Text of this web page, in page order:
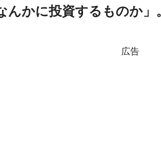
んかに投資するものか」
広告